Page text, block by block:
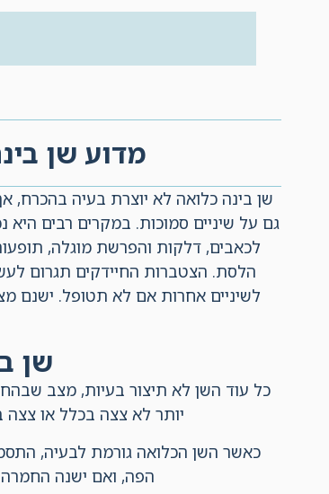
מדוע שן
שן בינה כלואה לא יוצרת בעיה בהכרח,
גם על שיניים סמוכות. במקרים רבים היא
לכאבים, דלקות והפרשת מוגלה,
הלסת. הצטברות החיידקים תגרום
לשיניים אחרות אם לא תטופל. ישנם
שן
כל עוד השן לא תיצור בעיות, מצב
יותר לא צצה בכלל או
כאשר השן הכלואה גורמת לבעיה,
הפה, ואם ישנה